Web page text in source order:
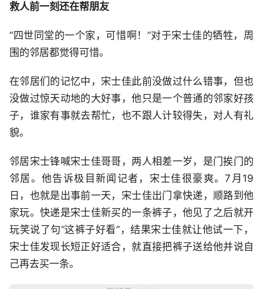
救人前一刻还在帮朋友
“四世同堂的一个家，可惜啊！”对于宋士佳的牺牲，周
围的邻居都觉得可惜。
在邻居们的记忆中，宋士佳此前没做过什么错事，但也
没做过惊天动地的大好事，他只是一个普通的邻家好孩
子，谁家有事就去帮忙，也不跟人计较得失，对人有礼
貌。
邻居宋士锋喊宋士佳哥哥，两人相差一岁，是门挨门的
邻居。他告诉极目新闻记者，宋士佳很豪爽。7月19
日，也就是出事前一天，宋士佳出门拿快递，顺路到他
家玩。快递是宋士佳新买的一条裤子，他见了之后就开
玩笑说了句“这裤子好看”，结果宋士佳就让他试一下，
宋士佳发现长短正好适合，就直接把裤子送给他并说自
己再去买一条。